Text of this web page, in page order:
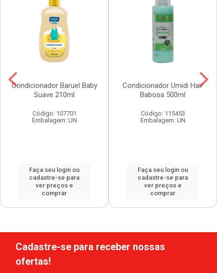
Condicionador Baruel Baby
Suave 210ml
Código: 107701
Embalagem: UN
Faça seu login ou
cadastre-se para
ver preços e
comprar
Condicionador Umidi Hair
Babosa 500ml
Código: 115453
Embalagem: UN
Faça seu login ou
cadastre-se para
ver preços e
comprar
Cadastre-se para receber nossas
ofertas!